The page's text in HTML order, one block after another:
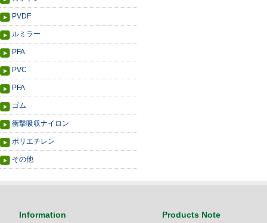
PVDF
ルミラー
PFA
PVC
PFA
ゴム
衝撃吸収ナイロン
ポリエチレン
その他
Information Products Note